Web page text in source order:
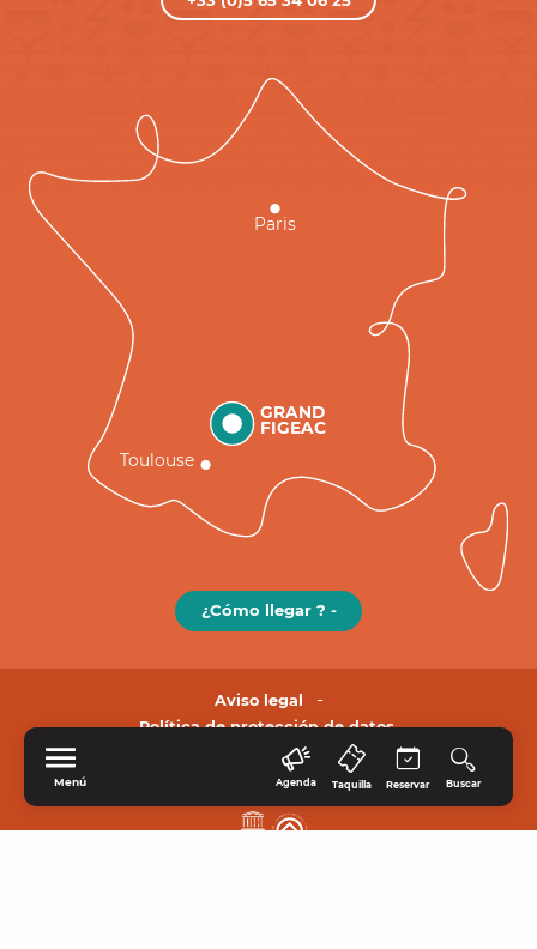
Menú Agenda Taquilla Reservar Buscar
GRAND
FIGEAC
Toulouse
Paris
¿Cómo llegar ? -
Aviso legal
Política de protección de datos.